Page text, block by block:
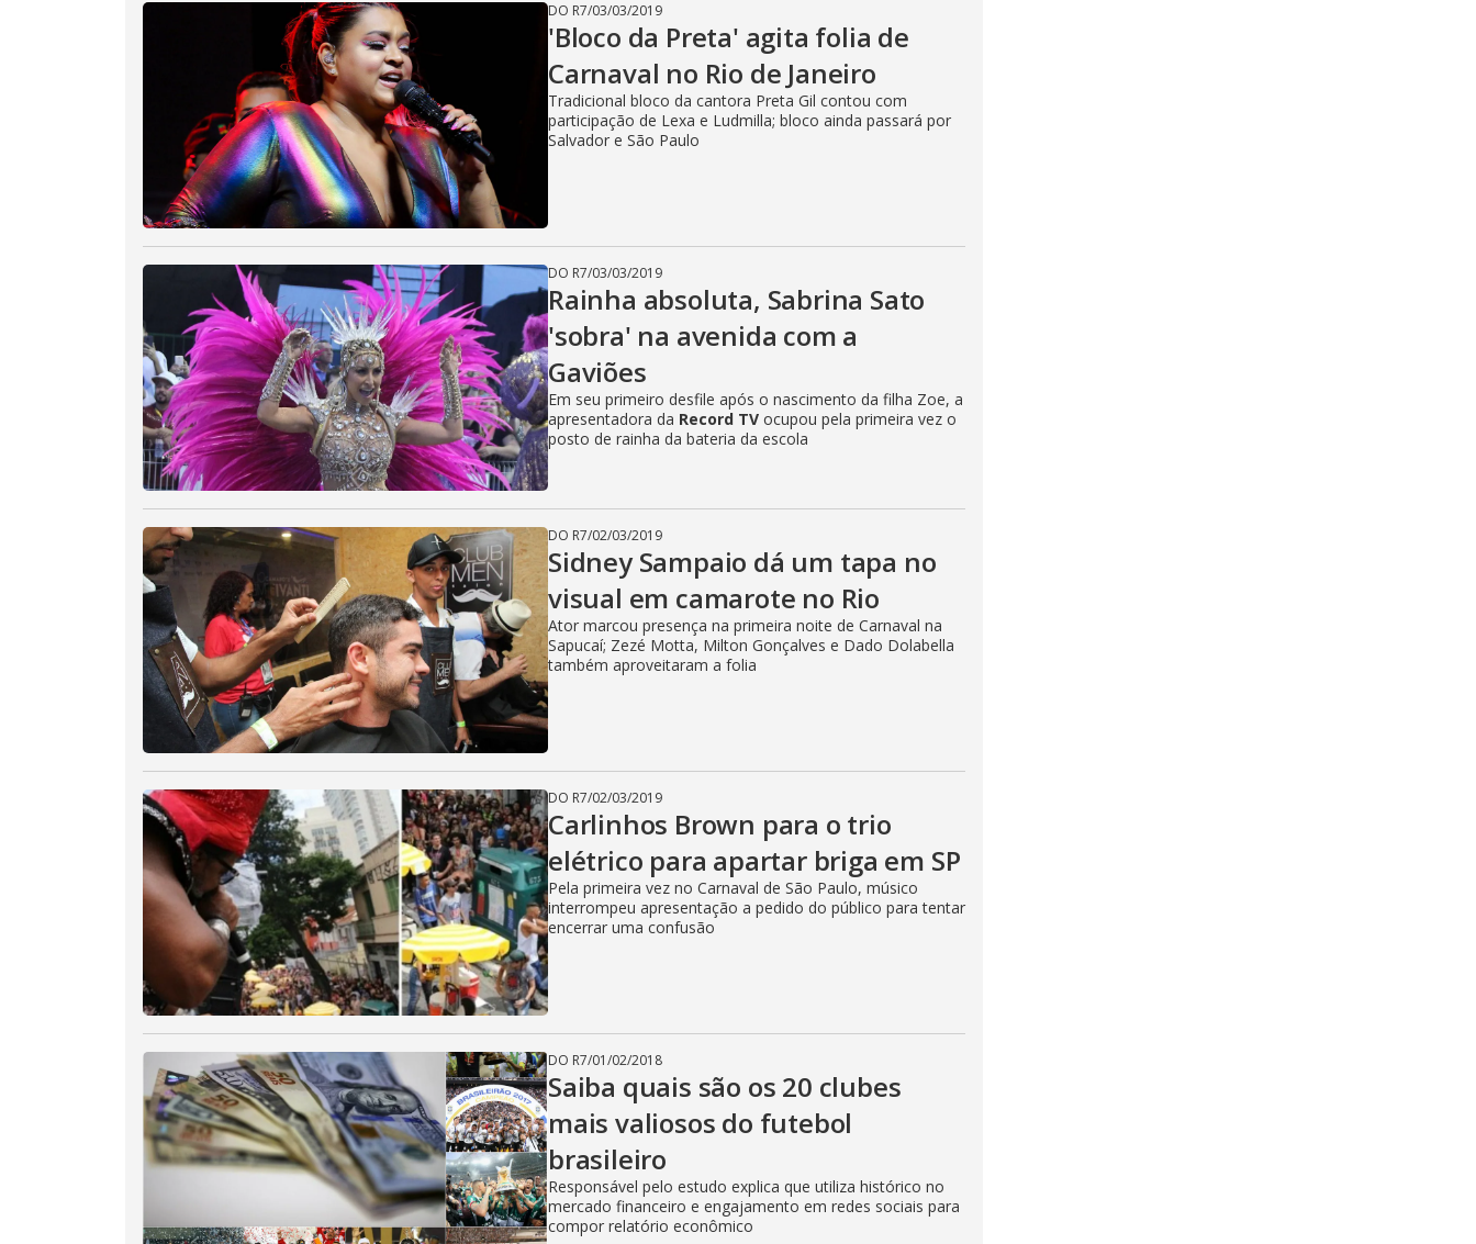
DO R7/03/03/2019
'Bloco da Preta' agita folia de
Carnaval no Rio de Janeiro
Tradicional bloco da cantora Preta Gil contou com
participação de Lexa e Ludmilla; bloco ainda passará por
Salvador e São Paulo
DO R7/03/03/2019
Rainha absoluta, Sabrina Sato
'sobra' na avenida com a
Gaviões
Em seu primeiro desfile após o nascimento da filha Zoe, a
apresentadora da Record TV ocupou pela primeira vez o
posto de rainha da bateria da escola
DO R7/02/03/2019
Sidney Sampaio dá um tapa no
visual em camarote no Rio
Ator marcou presença na primeira noite de Carnaval na
Sapucaí; Zezé Motta, Milton Gonçalves e Dado Dolabella
também aproveitaram a folia
DO R7/02/03/2019
Carlinhos Brown para o trio
elétrico para apartar briga em SP
Pela primeira vez no Carnaval de São Paulo, músico
interrompeu apresentação a pedido do público para tentar
encerrar uma confusão
DO R7/01/02/2018
Saiba quais são os 20 clubes
mais valiosos do futebol
brasileiro
Responsável pelo estudo explica que utiliza histórico no
mercado financeiro e engajamento em redes sociais para
compor relatório econômico